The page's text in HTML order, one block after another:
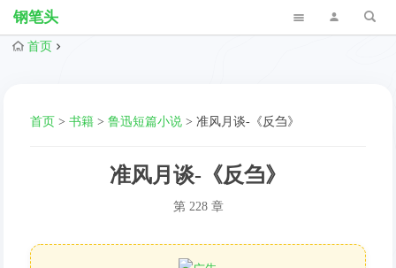
钢笔头
首页
首页 >书籍 >鲁迅短篇小说 >准风月谈-《反刍》
准风月谈-《反刍》
第 228 章